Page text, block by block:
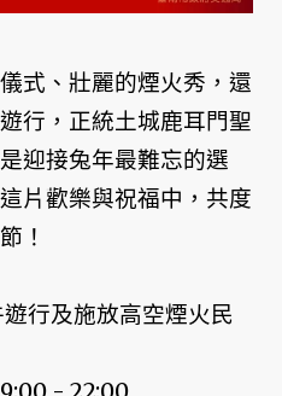
式、壯麗的煙火秀，還
行，正統土城鹿耳門聖
迎接兔年最難忘的選
片歡樂與祝福中，共度
！
行及施放高空煙火民